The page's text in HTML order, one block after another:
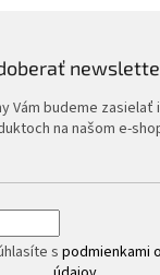
r
v
k
y
p
u
Vám budeme
na našom e-
s podmienkami